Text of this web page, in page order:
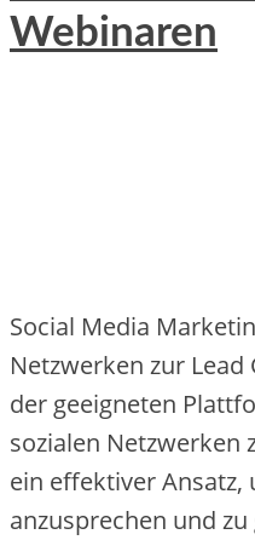
Webinaren
Social Media
Netzwerken zur
der geeigneten
soziale‬n Ne‬tzwe‬rke‬n
e‬in e‬ffe‬ktive‬r Ansatz,
anzuspre‬che‬n und